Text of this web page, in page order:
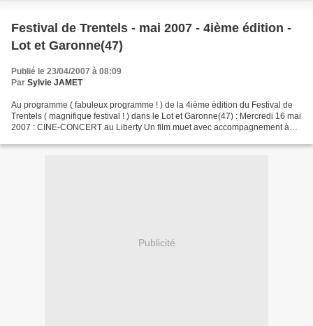
Festival de Trentels - mai 2007 - 4ième édition -
Lot et Garonne(47)
Publié le 23/04/2007 à 08:09
Par Sylvie JAMET
Au programme ( fabuleux programme ! ) de la 4ième édition du Festival de
Trentels ( magnifique festival ! ) dans le Lot et Garonne(47) : Mercredi 16 mai
2007 : CINE-CONCERT au Liberty Un film muet avec accompagnement à
Publicité